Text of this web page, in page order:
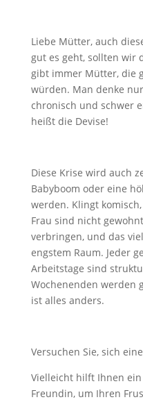
Liebe Mütter, auch
gut es geht, sollten wir
gibt immer Mütter, die
würden. Man denke
chronisch und schwer
heißt die Devise!
Diese Krise wird auch
Babyboom oder eine
werden. Klingt
Frau sind nicht
verbringen, und das
engstem Raum. Jeder
Arbeitstage sind
Wochenenden werden
ist alles anders.
Versuchen Sie, sich
Vielleicht hilft Ihnen
Freundin, um Ihren